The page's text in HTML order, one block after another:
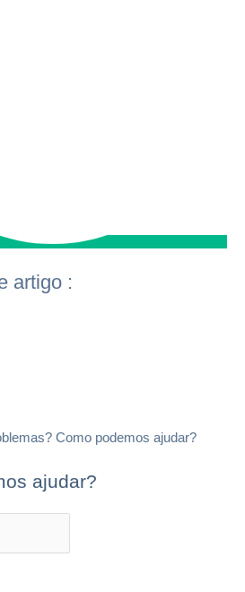
artigo :
Como podemos ajudar?
ajudar?